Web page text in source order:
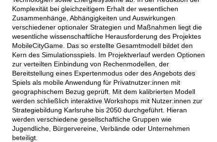
Komplexität bei gleichzeitigem Erhalt der wesentlichen
Zusammenhänge, Abhängigkeiten und Auswirkungen
verschiedener optionaler Strategien und Maßnahmen liegt die
wesentliche wissenschaftliche Herausforderung des Projektes
MobileCityGame. Das so erstellte Gesamtmodell bildet den
Kern des Simulationsspiels. Im Projektverlauf werden Optionen
zur verteilten Einbindung von Rechenmodellen, der
Bereitstellung eines Expertenmodus oder des Angebots des
Spiels als mobile Anwendung für Privatnutzer:innen mit
geographischem Bezug geprüft. Mit dem kalibrierten Modell
werden schließlich interaktive Workshops mit Nutzer:innen zur
Strategiebildung Karlsruhe bis 2050 durchgeführt. Hieran
werden verschiedene gesellschaftliche Gruppen wie
Jugendliche, Bürgervereine, Verbände oder Unternehmen
beteiligt.